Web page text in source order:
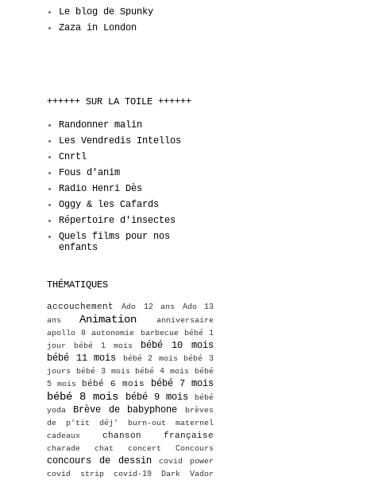
Le blog de Spunky
Zaza in London
++++++ SUR LA TOILE ++++++
Randonner malin
Les Vendredis Intellos
Cnrtl
Fous d'anim
Radio Henri Dès
Oggy & les Cafards
Répertoire d'insectes
Quels films pour nos
enfants
THÉMATIQUES
accouchement Ado 12 ans
Ado 13
ans
Animation
anniversaire
apollo 8
autonomie barbecue
bébé 1
jour
bébé 1 mois
bébé 10 mois
bébé 11 mois
bébé 2 mois
bébé 3
jours
bébé 3 mois bébé 4 mois
bébé
5 mois
bébé 6 mois bébé 7 mois
bébé 8 mois bébé 9 mois
bébé
yoda
Brève de babyphone
brèves
de p'tit déj'
burn-out maternel
cadeaux
chanson française
charade chat concert Concours
concours de dessin
covid power
covid strip
covid-19
Dark Vador